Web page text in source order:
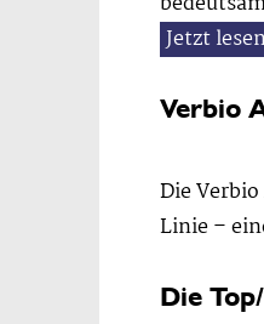
Jetzt
Verbio
Die
Linie –
Die